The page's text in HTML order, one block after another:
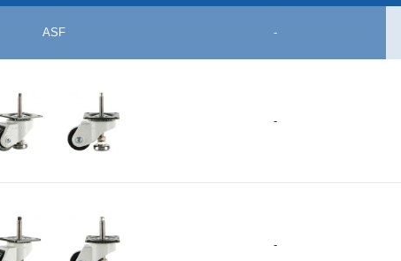
MCN-40-19
NYN
ASF -
GDH-50-ASF-NYN
-
-